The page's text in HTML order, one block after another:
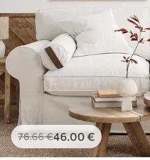
76.66€46.00 €